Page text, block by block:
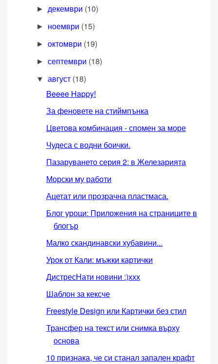
► декември (10)
► ноември (15)
►октомври (19)
►септември (18)
▼август (18)
Beeee Happy!
За феновете на стиймпънка
Цветова комбинация - спомен за море
Чудеса с водни боички.
Пазаруването серия 2: в Железарията
Морски му работи
Ацетат или прозрачна пластмаса.
Блог уроци: Приложения на страниците в
блогър
Малко скандинавски хубавини...
Урок от Кали: мъжки картички
ДистресНати новини :)ххх
Шаблон за кексче
Freestyle Design или Картички без стил
Трансфер на текст или снимка върху
основа
10 признака, че си станал запален крафт